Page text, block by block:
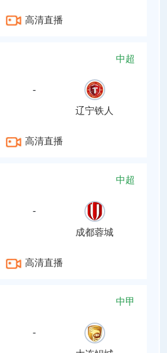
高清直播
中超
-
辽宁铁人
高清直播
中超
-
成都蓉城
高清直播
中甲
-